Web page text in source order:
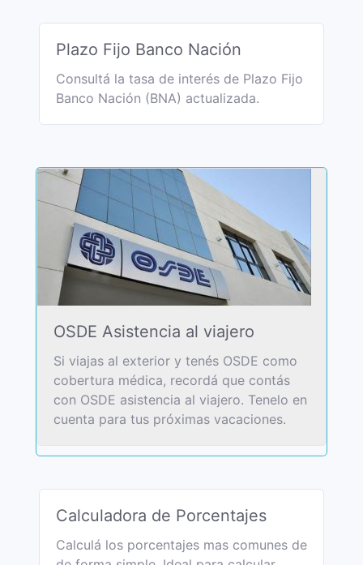
Plazo Fijo Banco Nación
Consultá la tasa de interés de Plazo Fijo
Banco Nación (BNA) actualizada.
OSDE Asistencia al viajero
Si viajas al exterior y tenés OSDE como
cobertura médica, recordá que contás
con OSDE asistencia al viajero. Tenelo en
cuenta para tus próximas vacaciones.
Calculadora de Porcentajes
Calculá los porcentajes mas comunes de